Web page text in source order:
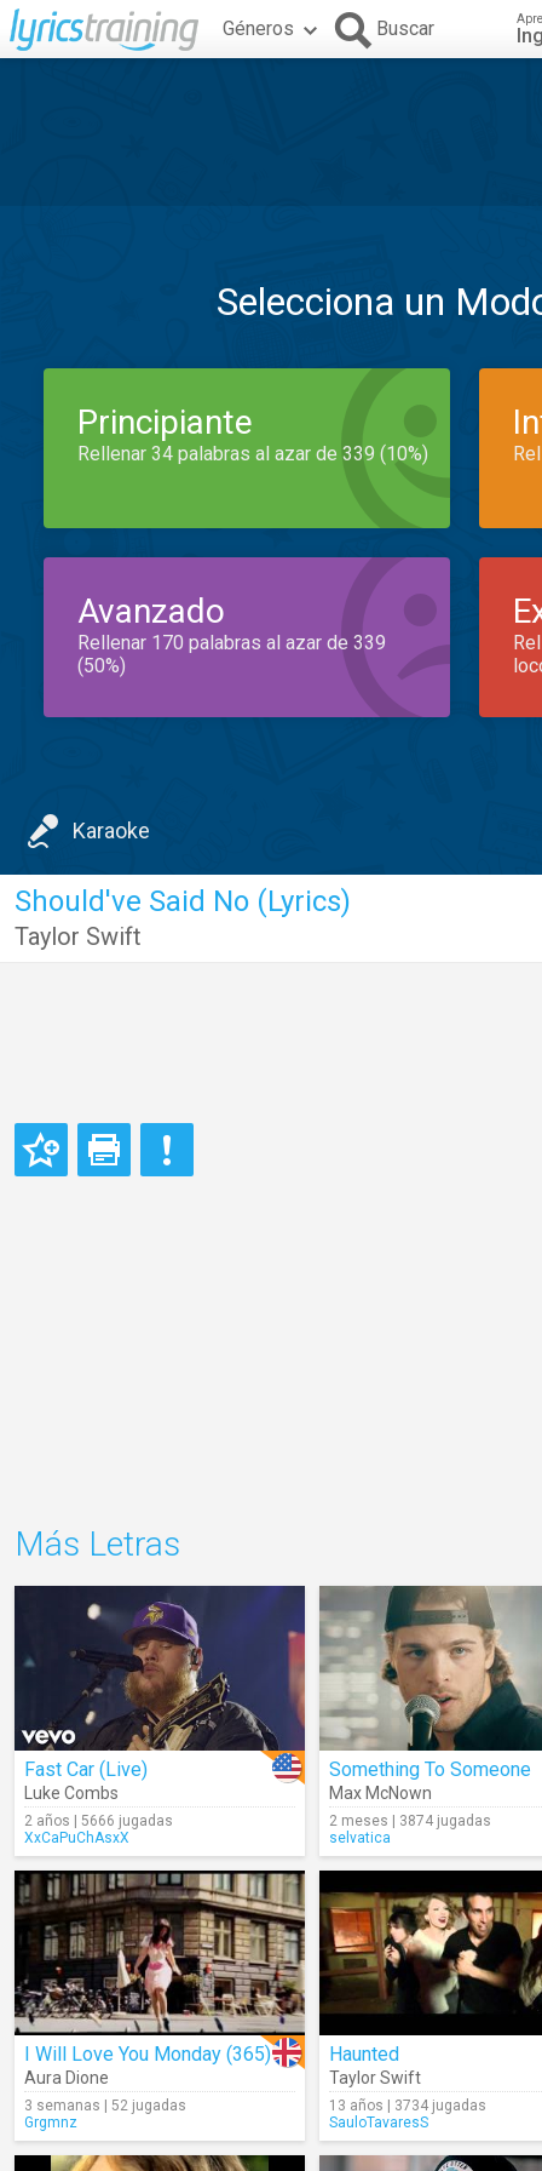
Géneros Buscar
Selecciona un
Principiante
Rellenar 34 palabras al azar de 339 (10%)
Avanzado
Rellenar 170 palabras al azar de 339
(50%)
Karaoke
Should've Said No (Lyrics)
Taylor Swift
Más Letras
Fast Car (Live)
Luke Combs
2 años | 5666 jugadas
XxCaPuChAsxX
Something To Someone
Max McNown
2 meses | 3874 jugadas
selvatica
I Will Love You Monday (365)
Aura Dione
3 semanas | 52 jugadas
Grgmnz
Haunted
Taylor Swift
13 años | 3734 jugadas
SauloTavaresS